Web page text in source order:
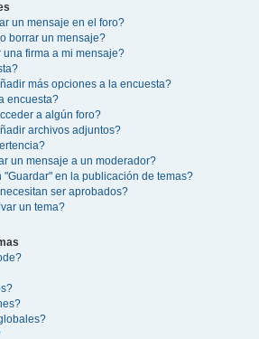
un mensaje en el foro?
borrar un mensaje?
firma a mi mensaje?
más opciones a la encuesta?
encuesta?
a algún foro?
archivos adjuntos?
un mensaje a un moderador?
en la publicación de temas?
ser aprobados?
un tema?